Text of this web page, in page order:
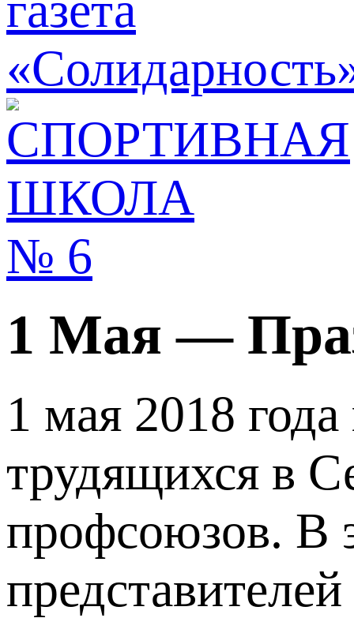
1 Мая —
1 мая 2018
трудящихся в
профсоюзов. В